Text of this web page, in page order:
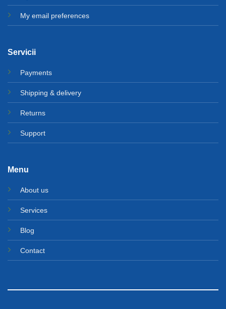
My email preferences
Servicii
Payments
Shipping & delivery
Returns
Support
Menu
About us
Services
Blog
Contact